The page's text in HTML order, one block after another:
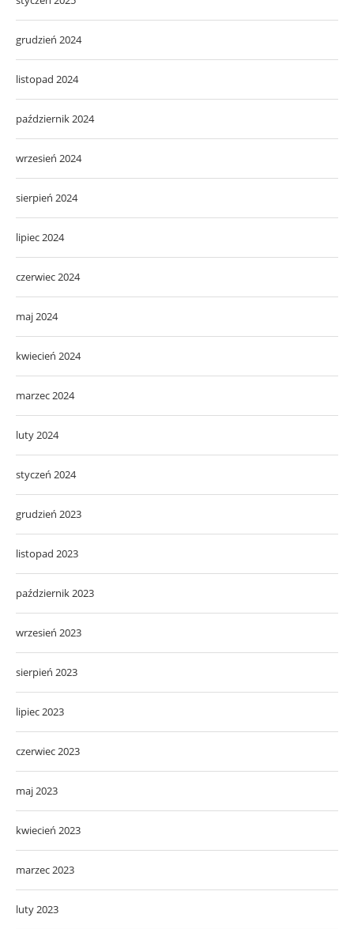
grudzień 2024
listopad 2024
październik 2024
wrzesień 2024
sierpień 2024
lipiec 2024
czerwiec 2024
maj 2024
kwiecień 2024
marzec 2024
luty 2024
styczeń 2024
grudzień 2023
listopad 2023
październik 2023
wrzesień 2023
sierpień 2023
lipiec 2023
czerwiec 2023
maj 2023
kwiecień 2023
marzec 2023
luty 2023